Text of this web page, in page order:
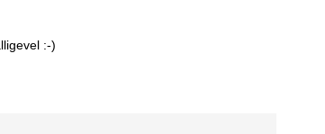
:-)